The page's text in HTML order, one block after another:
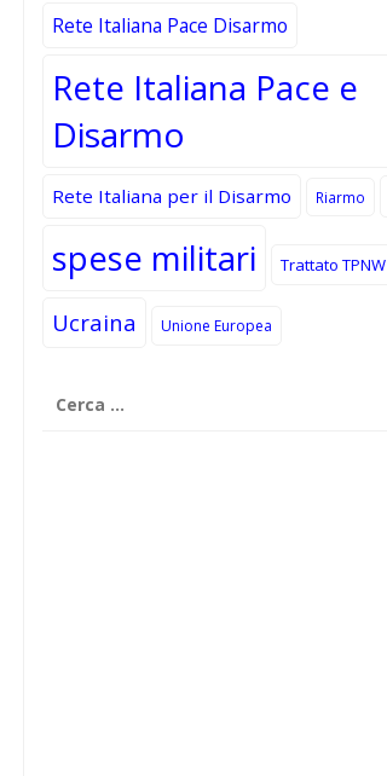
Rete Italiana Pace Disarmo
Rete Italiana Pace e
Disarmo
Rete Italiana per il Disarmo Riarmo
spese militari Trattato TPNW
Ucraina Unione Europea
per: